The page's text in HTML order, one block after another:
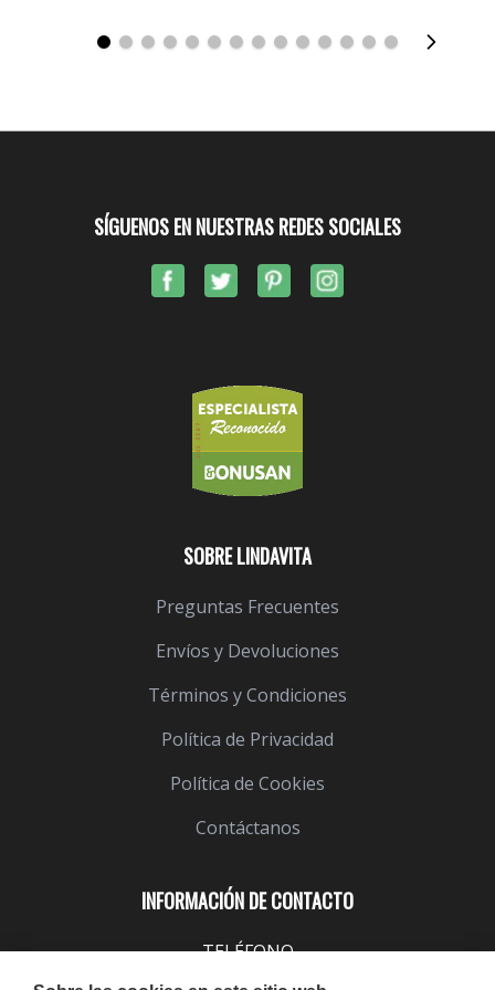
INFORMACIÓN DE CONTACTO
TELÉFONO
SOBRE LINDAVITA
Preguntas Frecuentes
Envíos y Devoluciones
Términos y Condiciones
Política de Privacidad
Política de Cookies
Contáctanos
SÍGUENOS EN NUESTRAS REDES SOCIALES